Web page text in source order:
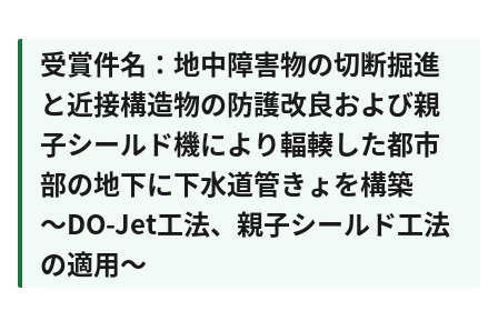
受賞件名：地中障害物の切断掘進
と近接構造物の防護改良および親
子シールド機により輻輳した都市
部の地下に下水道管きょを構築
～DO-Jet工法、親子シールド工法
の適用～